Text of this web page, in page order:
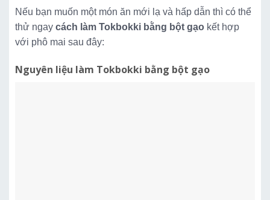
Nếu bạn muốn một món ăn mới lạ và hấp dẫn thì có thể
thử ngay cách làm Tokbokki bằng bột gạo kết hợp
với phô mai sau đây:
Nguyên liệu làm Tokbokki bằng bột gạo